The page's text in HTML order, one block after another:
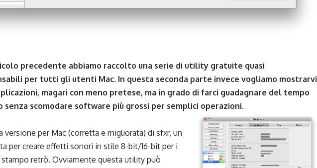
precedente abbiamo raccolto una serie di utility gratuite quasi
per tutti gli utenti Mac. In questa seconda parte invece vogliamo mostrarvi
magari con meno pretese, ma in grado di farci guadagnare del tempo
senza scomodare software più grossi per semplici operazioni.
versione per Mac (corretta e migliorata) di sfxr, un
per creare effetti sonori in stile 8-bit/16-bit per i
retrò. Ovviamente questa utility può